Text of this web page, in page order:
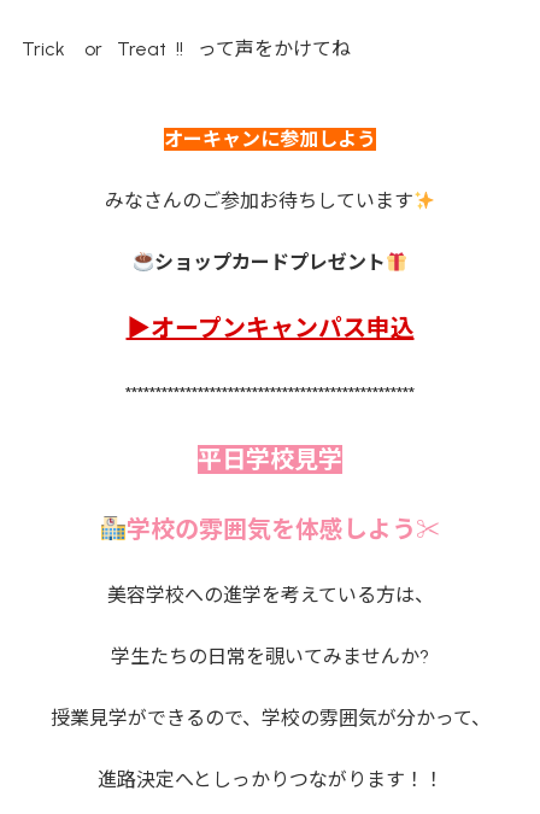
Trick or Treat !! って声をかけてね
オーキャンに参加しよう
みなさんのご参加お待ちしています
ショップカードプレゼント
▶オープンキャンパス申込
************************************************
平日学校見学
学校の雰囲気を体感しよう✂
美容学校への進学を考えている方は、
学生たちの日常を覗いてみませんか?
授業見学ができるので、学校の雰囲気が分かって、
進路決定へとしっかりつながります！！